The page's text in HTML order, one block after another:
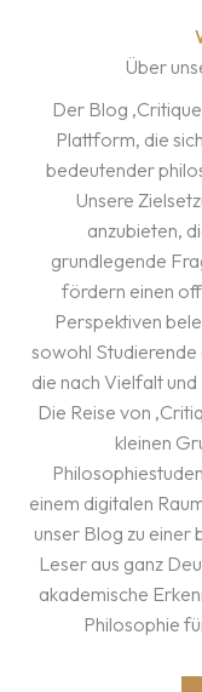
Über
Der Blog
Plattform, die
bedeutender
Unsere
anzubieten,
grundlegende
fördern einen
Perspektiven
sowohl Studierende
die nach Vielfalt
Die Reise von
kleinen
einem digitalen
unser Blog zu
Leser aus ganz
akademische
Philosophie